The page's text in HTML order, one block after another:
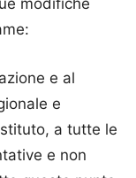
modifiche
e al
e
a tutte le
e non